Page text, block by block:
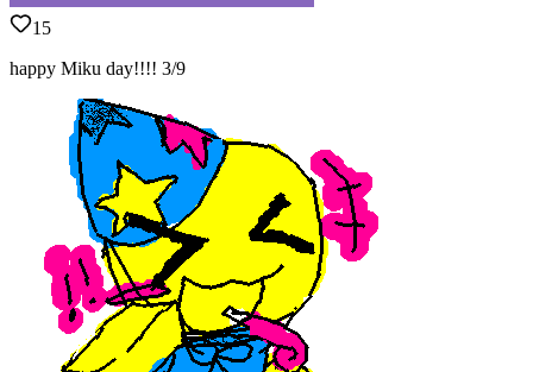
15
happy Miku day!!!! 3/9